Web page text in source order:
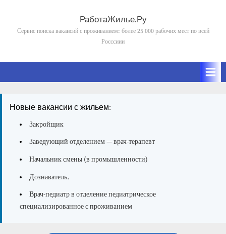
content
РаботаЖилье.Ру
Сервис поиска вакансий с проживанием: более 25 000 рабочих мест по всей
Росссиии
Новые вакансии с жильем:
Закройщик
Заведующий отделением — врач-терапевт
Начальник смены (в промышленности)
Дознаватель.
Врач-педиатр в отделение педиатрическое
специализированное с проживанием